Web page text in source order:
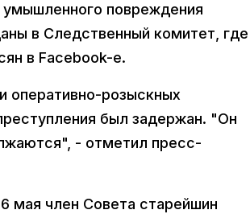
повреждения
в Следственный комитет, где
в Facebook-e.
оперативно-розыскных
был задержан. "Он
- отметил пресс-
мая член Совета старейшин